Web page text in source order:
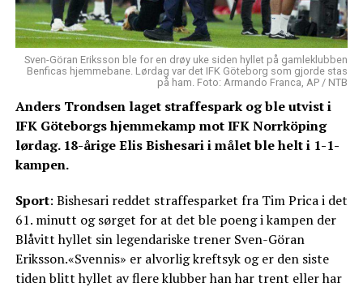
Sven-Göran Eriksson ble for en drøy uke siden hyllet på gamleklubben
Benficas hjemmebane. Lørdag var det IFK Göteborg som gjorde stas
på ham. Foto: Armando Franca, AP / NTB
Anders Trondsen laget straffespark og ble utvist i
IFK Göteborgs hjemmekamp mot IFK Norrköping
lørdag. 18-årige Elis Bishesari i målet ble helt i 1-1-
kampen.
Sport: Bishesari reddet straffesparket fra Tim Prica i det
61. minutt og sørget for at det ble poeng i kampen der
Blåvitt hyllet sin legendariske trener Sven-Göran
Eriksson.«Svennis» er alvorlig kreftsyk og er den siste
tiden blitt hyllet av flere klubber han har trent eller har